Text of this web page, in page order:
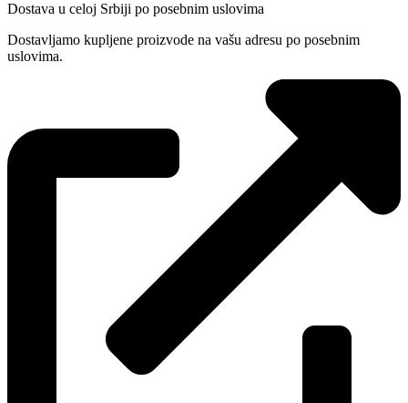
Dostava u celoj Srbiji po posebnim uslovima
Dostavljamo kupljene proizvode na vašu adresu po posebnim
uslovima.